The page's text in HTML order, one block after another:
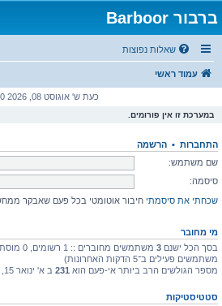
ברבור Barboor
שאלות נפוצות
עמוד ראשי
כעת ש' אוגוסט 08, 2026 21:50
במערכת זו אין פורומים.
התחברות • הרשמה
שם משתמש:
סיסמה:
שכחתי את סיסמתי חיבור אוטומטי בכל פעם שאבקר
מי מחובר
בסך הכל ישנם 3
משתמשים פעילים ב־5 הדקות האחרונות)
מספר הגולשים הרב ביותר אי-פעם הוא 231 ב א' ינואר 15, 2023 4:55
סטטיסטיקות